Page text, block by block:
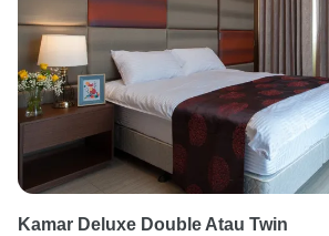
Kamar Deluxe Double Atau Twin